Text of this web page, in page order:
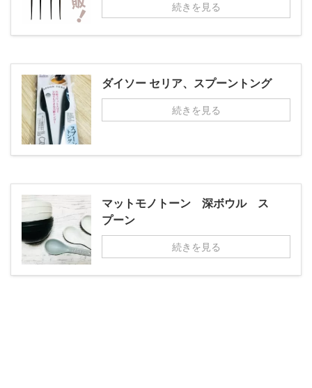
続きを見る
ダイソー セリア、スプーントング
続きを見る
マットモノトーン 深ボウル ス
プーン
続きを見る